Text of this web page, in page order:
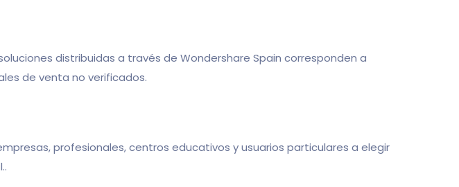
distribuidas a través de Wondershare Spain corresponden a
de venta no verificados.
profesionales, centros educativos y usuarios particulares a elegir